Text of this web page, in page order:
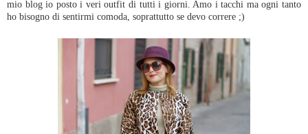
mio blog io posto i veri outfit di tutti i giorni. Amo i tacchi ma ogni tanto
ho bisogno di sentirmi comoda, soprattutto se devo correre ;)